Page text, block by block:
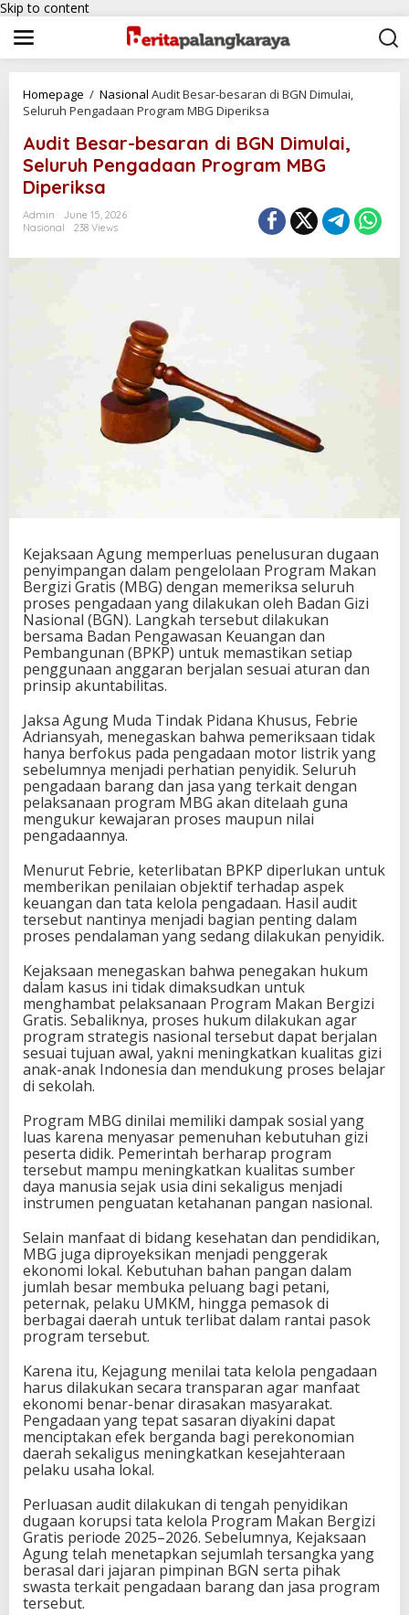
Skip to content
Homepage / Nasional Audit Besar-besaran di BGN Dimulai,
Seluruh Pengadaan Program MBG Diperiksa
Audit Besar-besaran di BGN Dimulai,
Seluruh Pengadaan Program MBG
Diperiksa
Admin
June 15, 2026
Nasional
238 Views
Kejaksaan Agung memperluas penelusuran dugaan
penyimpangan dalam pengelolaan Program Makan
Bergizi Gratis (MBG) dengan memeriksa seluruh
proses pengadaan yang dilakukan oleh Badan Gizi
Nasional (BGN). Langkah tersebut dilakukan
bersama Badan Pengawasan Keuangan dan
Pembangunan (BPKP) untuk memastikan setiap
penggunaan anggaran berjalan sesuai aturan dan
prinsip akuntabilitas.
Jaksa Agung Muda Tindak Pidana Khusus, Febrie
Adriansyah, menegaskan bahwa pemeriksaan tidak
hanya berfokus pada pengadaan motor listrik yang
sebelumnya menjadi perhatian penyidik. Seluruh
pengadaan barang dan jasa yang terkait dengan
pelaksanaan program MBG akan ditelaah guna
mengukur kewajaran proses maupun nilai
pengadaannya.
Menurut Febrie, keterlibatan BPKP diperlukan untuk
memberikan penilaian objektif terhadap aspek
keuangan dan tata kelola pengadaan. Hasil audit
tersebut nantinya menjadi bagian penting dalam
proses pendalaman yang sedang dilakukan penyidik.
Kejaksaan menegaskan bahwa penegakan hukum
dalam kasus ini tidak dimaksudkan untuk
menghambat pelaksanaan Program Makan Bergizi
Gratis. Sebaliknya, proses hukum dilakukan agar
program strategis nasional tersebut dapat berjalan
sesuai tujuan awal, yakni meningkatkan kualitas gizi
anak-anak Indonesia dan mendukung proses belajar
di sekolah.
Program MBG dinilai memiliki dampak sosial yang
luas karena menyasar pemenuhan kebutuhan gizi
peserta didik. Pemerintah berharap program
tersebut mampu meningkatkan kualitas sumber
daya manusia sejak usia dini sekaligus menjadi
instrumen penguatan ketahanan pangan nasional.
Selain manfaat di bidang kesehatan dan pendidikan,
MBG juga diproyeksikan menjadi penggerak
ekonomi lokal. Kebutuhan bahan pangan dalam
jumlah besar membuka peluang bagi petani,
peternak, pelaku UMKM, hingga pemasok di
berbagai daerah untuk terlibat dalam rantai pasok
program tersebut.
Karena itu, Kejagung menilai tata kelola pengadaan
harus dilakukan secara transparan agar manfaat
ekonomi benar-benar dirasakan masyarakat.
Pengadaan yang tepat sasaran diyakini dapat
menciptakan efek berganda bagi perekonomian
daerah sekaligus meningkatkan kesejahteraan
pelaku usaha lokal.
Perluasan audit dilakukan di tengah penyidikan
dugaan korupsi tata kelola Program Makan Bergizi
Gratis periode 2025–2026. Sebelumnya, Kejaksaan
Agung telah menetapkan sejumlah tersangka yang
berasal dari jajaran pimpinan BGN serta pihak
swasta terkait pengadaan barang dan jasa program
tersebut.